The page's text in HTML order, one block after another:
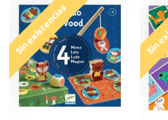
Sin existencias Sin